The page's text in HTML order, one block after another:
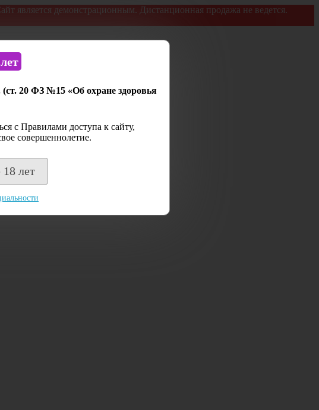
является демонстрационным. Дистанционная продажа не ведется.
20 ФЗ №15 «Об охране здоровья
с Правилами доступа к сайту,
совершеннолетие.
лет